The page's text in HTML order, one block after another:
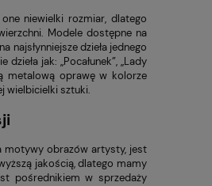
niewielki rozmiar, dlatego
Modele dostępne na
najsłynniejsze dzieła jednego
jak: „Pocałunek”, „Lady
metalową oprawę w kolorze
wielbicielki sztuki.
motywy obrazów artysty, jest
jakością, dlatego mamy
pośrednikiem w sprzedaży